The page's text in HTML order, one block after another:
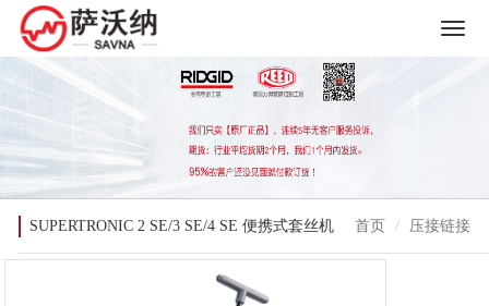
SUPERTRONIC 2 SE/3 SE/4 SE 便携式套丝机 首页 压接链接